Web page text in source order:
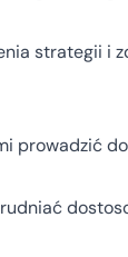
strategii i
prowadzić